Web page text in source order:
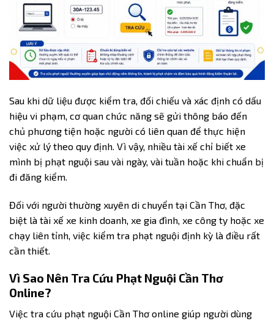
Sau khi dữ liệu được kiểm tra, đối chiếu và xác định có dấu
hiệu vi phạm, cơ quan chức năng sẽ gửi thông báo đến
chủ phương tiện hoặc người có liên quan để thực hiện
việc xử lý theo quy định. Vì vậy, nhiều tài xế chỉ biết xe
mình bị phạt nguội sau vài ngày, vài tuần hoặc khi chuẩn bị
đi đăng kiểm.
Đối với người thường xuyên di chuyển tại Cần Thơ, đặc
biệt là tài xế xe kinh doanh, xe gia đình, xe công ty hoặc xe
chạy liên tỉnh, việc kiểm tra phạt nguội định kỳ là điều rất
cần thiết.
Vì Sao Nên Tra Cứu Phạt Nguội Cần Thơ
Online?
Việc tra cứu phạt nguội Cần Thơ online giúp người dùng